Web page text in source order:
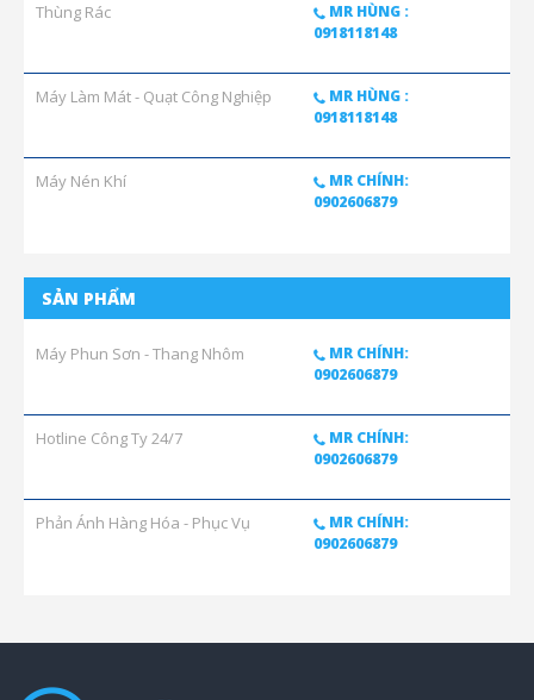
Thùng Rác
MR HÙNG :
0918118148
Máy Làm Mát - Quạt Công Nghiệp
MR HÙNG :
0918118148
Máy Nén Khí
MR CHÍNH:
0902606879
SẢN PHẨM
Máy Phun Sơn - Thang Nhôm
MR CHÍNH:
0902606879
Hotline Công Ty 24/7
MR CHÍNH:
0902606879
Phản Ánh Hàng Hóa - Phục Vụ
MR CHÍNH:
0902606879